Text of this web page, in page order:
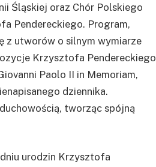
Śląskiej oraz Chór Polskiego
Pendereckiego. Program,
z utworów o silnym wymiarze
Krzysztofa Pendereckiego
Paolo II in Memoriam,
dziennika.
tworząc spójną
urodzin Krzysztofa